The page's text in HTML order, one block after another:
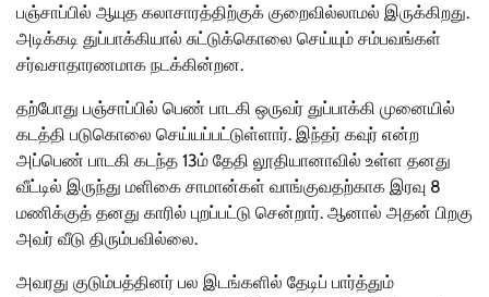
பஞ்சாப்பில் ஆயுத கலாசாரத்திற்குக் குறைவில்லாமல் இருக்கிறது.
அடிக்கடி துப்பாக்கியால் சுட்டுக்கொலை செய்யும் சம்பவங்கள்
சர்வசாதாரணமாக நடக்கின்றன.
தற்போது பஞ்சாப்பில் பெண் பாடகி ஒருவர் துப்பாக்கி முனையில்
கடத்தி படுகொலை செய்யப்பட்டுள்ளார். இந்தர் கவுர் என்ற
அப்பெண் பாடகி கடந்த 13ம் தேதி லூதியானாவில் உள்ள தனது
வீட்டில் இருந்து மளிகை சாமான்கள் வாங்குவதற்காக இரவு 8
மணிக்குத் தனது காரில் புறப்பட்டு சென்றார். ஆனால் அதன் பிறகு
அவர் வீடு திரும்பவில்லை.
அவரது குடும்பத்தினர் பல இடங்களில் தேடிப் பார்த்தும்